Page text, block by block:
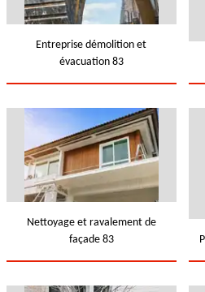
Entreprise démolition et
évacuation 83
Nettoyage et ravalement de
façade 83